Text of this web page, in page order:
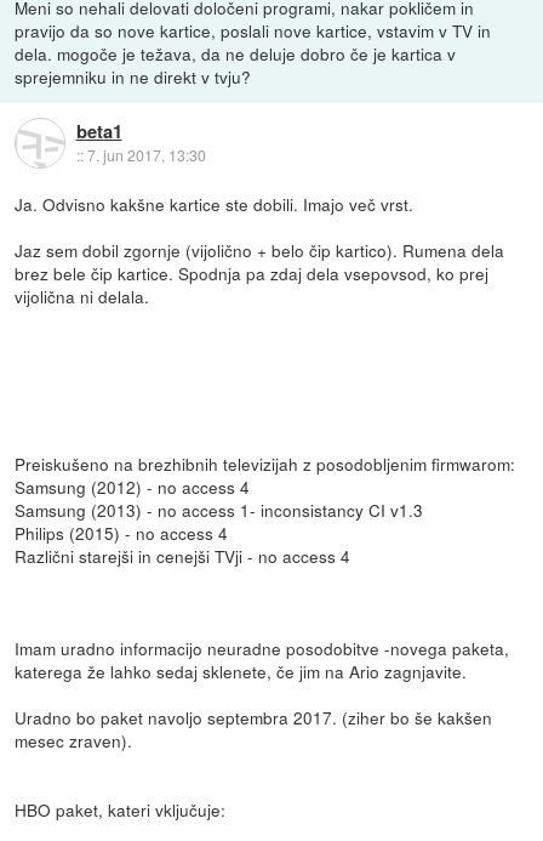
Meni so nehali delovati določeni programi, nakar pokličem in
pravijo da so nove kartice, poslali nove kartice, vstavim v TV in
dela. mogoče je težava, da ne deluje dobro če je kartica v
sprejemniku in ne direkt v tvju?
beta1
::7. jun 2017, 13:30
Ja. Odvisno kakšne kartice ste dobili. Imajo več vrst.
Jaz sem dobil zgornje (vijolično + belo čip kartico). Rumena dela
brez bele čip kartice. Spodnja pa zdaj dela vsepovsod, ko prej
vijolična ni delala.
Preiskušeno na brezhibnih televizijah z posodobljenim firmwarom:
Samsung (2012) - no access 4
Samsung (2013) - no access 1- inconsistancy CI v1.3
Philips (2015) - no access 4
Različni starejši in cenejši TVji - no access 4
Imam uradno informacijo neuradne posodobitve -novega paketa,
katerega že lahko sedaj sklenete, če jim na Ario zagnjavite.
Uradno bo paket navoljo septembra 2017. (ziher bo še kakšen
mesec zraven).
HBO paket, kateri vključuje: